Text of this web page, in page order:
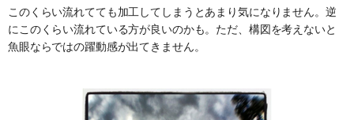
このくらい流れてても加工してしまうとあまり気になりません。逆
にこのくらい流れている方が良いのかも。ただ、構図を考えないと
魚眼ならではの躍動感が出てきません。